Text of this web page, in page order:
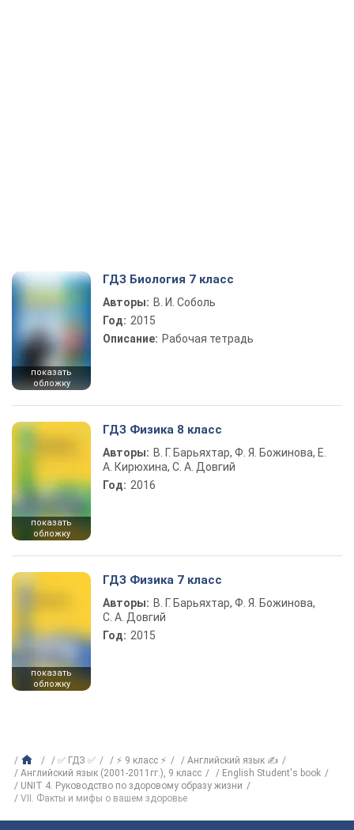
показать
обложку
ГДЗ Биология 7 класс
Авторы: В. И. Соболь
Год: 2015
Описание: Рабочая тетрадь
показать
обложку
ГДЗ Физика 8 класс
Авторы: В. Г. Барьяхтар, Ф. Я. Божинова, Е.
А. Кирюхина, С. А. Довгий
Год: 2016
показать
обложку
ГДЗ Физика 7 класс
Авторы: В. Г. Барьяхтар, Ф. Я. Божинова,
С. А. Довгий
Год: 2015
✅ ГДЗ ✅ ⚡ 9 класс ⚡
Английский язык ✍
Английский язык (2001-2011гг.), 9 класс
English Student's book
UNIT 4. Руководство по здоровому образу жизни
VII. Факты и мифы о вашем здоровье